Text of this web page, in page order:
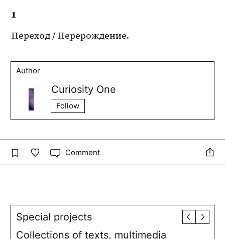
1
Переход / Перерождение.
Author
Curiosity One
Follow
Comment
Special projects
Collections of texts, multimedia